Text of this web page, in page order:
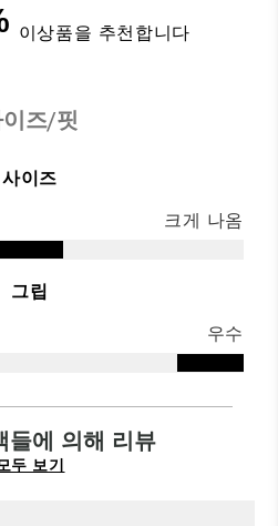
이상품을 추천합니다
즈/핏
사이즈
크게 나옴
그립
우수
들에 의해 리뷰
두 보기